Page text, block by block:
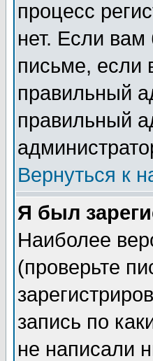
процесс
нет. Если
письме, если
правильный
правильный
Вернуться к
Я был
Наиболее
(проверьте
запись по
не написали